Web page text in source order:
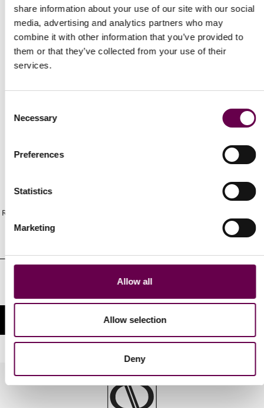
share information about your use of our site with our social
media, advertising and analytics partners who may
combine it with other information that you’ve provided to
them or that they’ve collected from your use of their
services.
Selection
Necessary
Preferences
Statistics
Marketing
Allow all
Allow selection
Deny
Spedizioni Veloci
Ricevi gli ultimi aggiornamenti sui nuovi prodotti e sulle prossime offerte
e-
mail